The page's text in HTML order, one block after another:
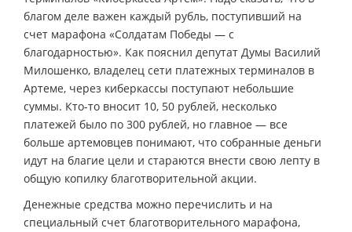
благом деле важен каждый рубль, поступивший на
счет марафона «Солдатам Победы — с
благодарностью». Как пояснил депутат Думы Василий
Милошенко, владелец сети платежных терминалов в
Артеме, через киберкассы поступают небольшие
суммы. Кто-то вносит 10, 50 рублей, несколько
платежей было по 300 рублей, но главное — все
больше артемовцев понимают, что собранные деньги
идут на благие цели и стараются внести свою лепту в
общую копилку благотворительной акции.
Денежные средства можно перечислить и на
специальный счет благотворительного марафона,